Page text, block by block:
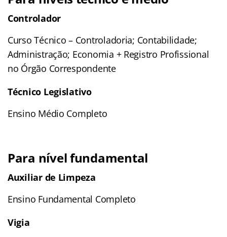
Controlador
Curso Técnico – Controladoria; Contabilidade;
Administração; Economia + Registro Profissional
no Órgão Correspondente
Técnico Legislativo
Ensino Médio Completo
Para nível fundamental
Auxiliar de Limpeza
Ensino Fundamental Completo
Vigia